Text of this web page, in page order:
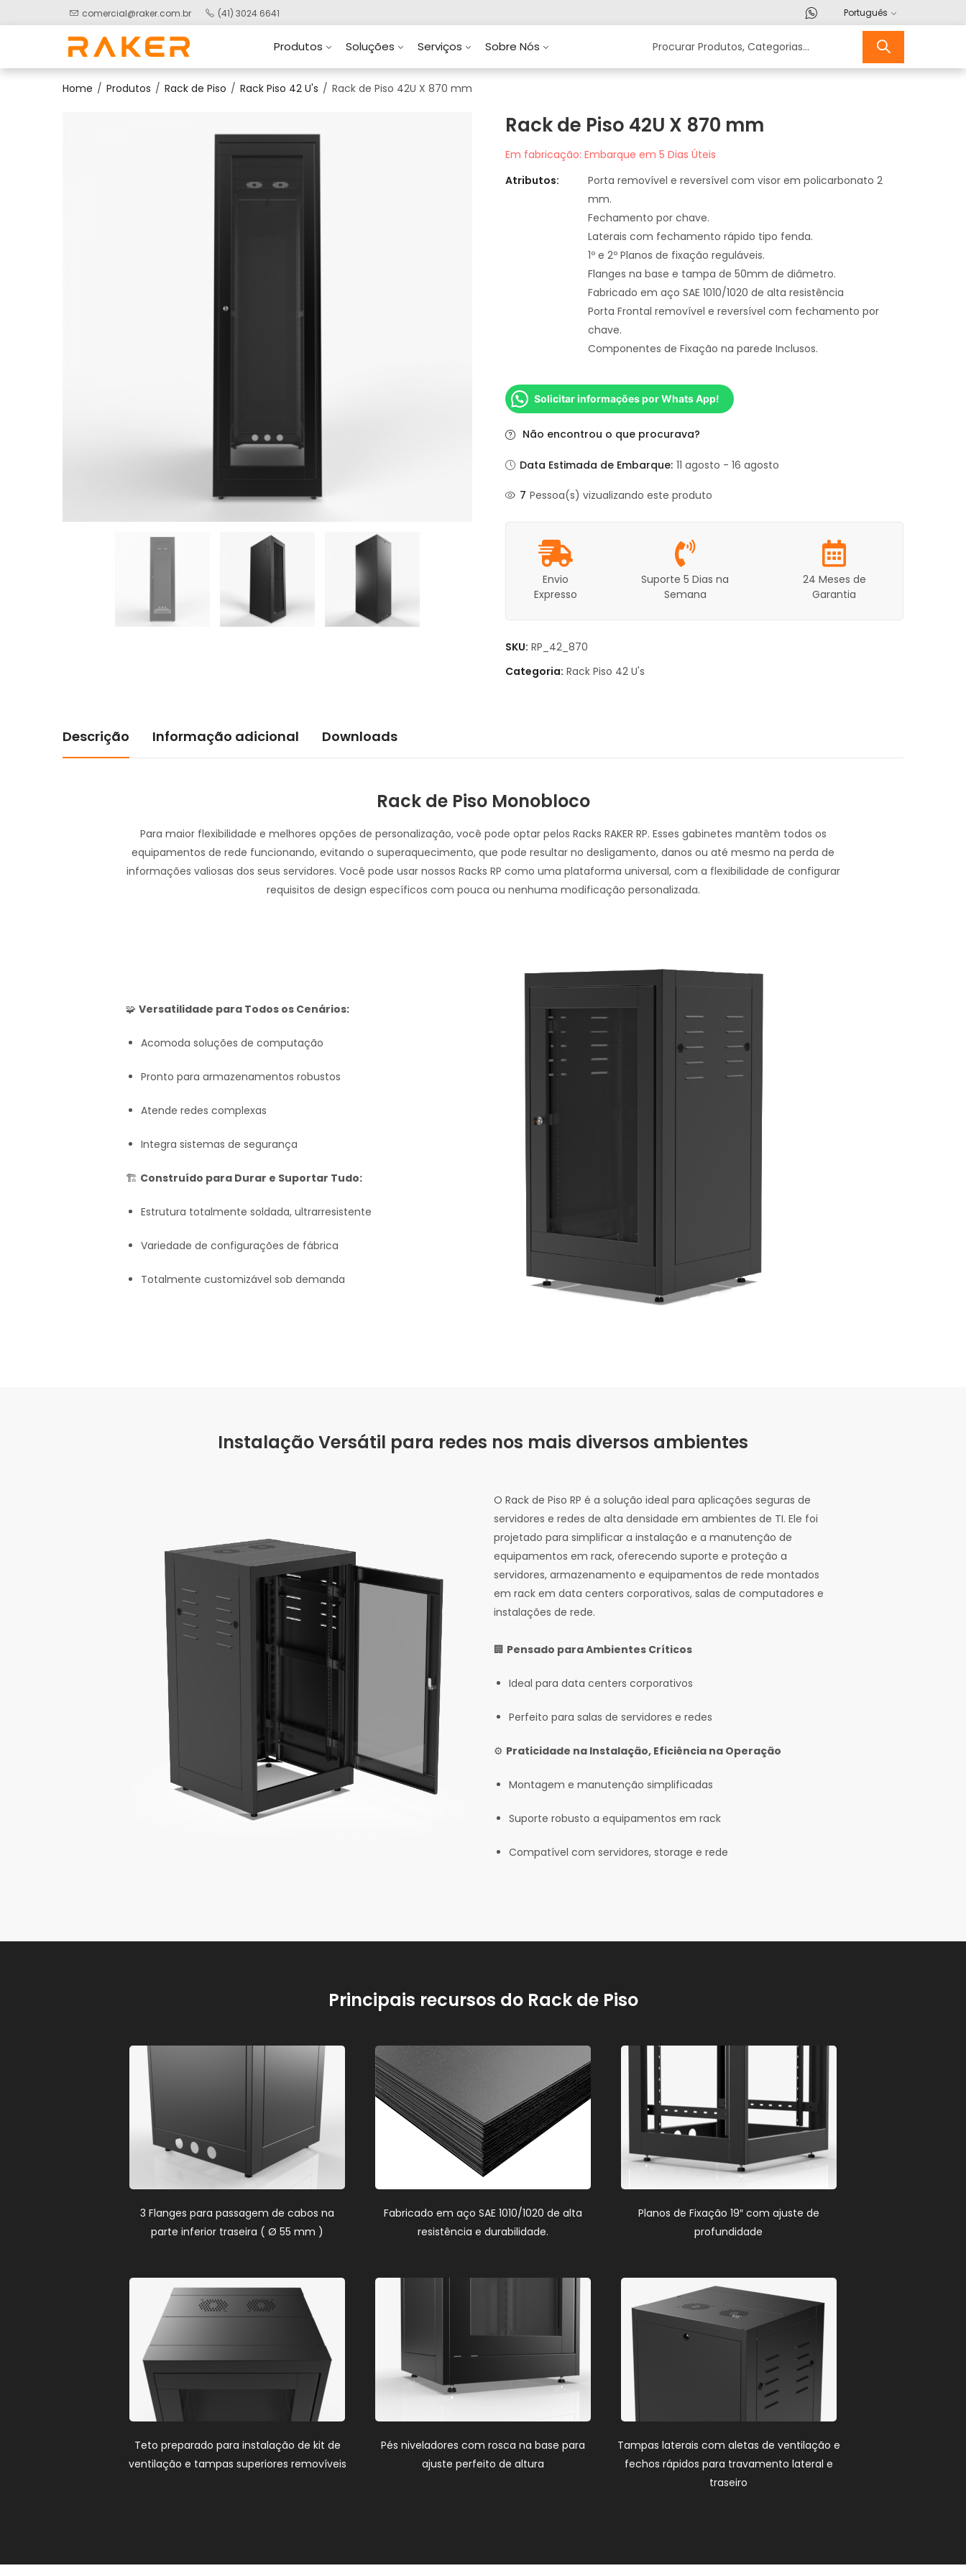
comercial@raker.com.br (41) 3024 6641 Português
Produtos Soluções Serviços Sobre Nós
Home Produtos Rack de Piso Rack Piso 42 U's Rack de Piso 42U X 870 mm
Rack de Piso 42U X 870 mm
Em fabricação: Embarque em 5 Dias Úteis
Atributos:
Porta removível e reversível com visor em policarbonato 2
mm.
Fechamento por chave.
Laterais com fechamento rápido tipo fenda.
1º e 2º Planos de fixação reguláveis.
Flanges na base e tampa de 50mm de diâmetro.
Fabricado em aço SAE 1010/1020 de alta resistência
Porta Frontal removível e reversível com fechamento por
chave.
Componentes de Fixação na parede Inclusos.
Solicitar informações por Whats App!
Não encontrou o que procurava?
Data Estimada de Embarque: 11 agosto - 16 agosto
7 Pessoa(s) vizualizando este produto
Envio
Expresso
Suporte 5 Dias na
Semana
24 Meses de
Garantia
SKU: RP_42_870
Categoria: Rack Piso 42 U's
Descrição Informação adicional Downloads
Rack de Piso Monobloco
Para maior flexibilidade e melhores opções de personalização, você pode optar pelos Racks RAKER RP. Esses gabinetes mantêm todos os
equipamentos de rede funcionando, evitando o superaquecimento, que pode resultar no desligamento, danos ou até mesmo na perda de
informações valiosas dos seus servidores. Você pode usar nossos Racks RP como uma plataforma universal, com a flexibilidade de configurar
requisitos de design específicos com pouca ou nenhuma modificação personalizada.
🧩 Versatilidade para Todos os Cenários:
Acomoda soluções de computação
Pronto para armazenamentos robustos
Atende redes complexas
Integra sistemas de segurança
🏗️ Construído para Durar e Suportar Tudo:
Estrutura totalmente soldada, ultrarresistente
Variedade de configurações de fábrica
Totalmente customizável sob demanda
Instalação Versátil para redes nos mais diversos ambientes
O Rack de Piso RP é a solução ideal para aplicações seguras de
servidores e redes de alta densidade em ambientes de TI. Ele foi
projetado para simplificar a instalação e a manutenção de
equipamentos em rack, oferecendo suporte e proteção a
servidores, armazenamento e equipamentos de rede montados
em rack em data centers corporativos, salas de computadores e
instalações de rede.
🏢 Pensado para Ambientes Críticos
Ideal para data centers corporativos
Perfeito para salas de servidores e redes
⚙️ Praticidade na Instalação, Eficiência na Operação
Montagem e manutenção simplificadas
Suporte robusto a equipamentos em rack
Compatível com servidores, storage e rede
Principais recursos do Rack de Piso
3 Flanges para passagem de cabos na
parte inferior traseira ( Ø 55 mm )
Fabricado em aço SAE 1010/1020 de alta
resistência e durabilidade.
Planos de Fixação 19″ com ajuste de
profundidade
Teto preparado para instalação de kit de
ventilação e tampas superiores removíveis
Pés niveladores com rosca na base para
ajuste perfeito de altura
Tampas laterais com aletas de ventilação e
fechos rápidos para travamento lateral e
traseiro